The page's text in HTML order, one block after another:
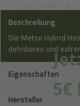
Beschreibung
Die Metso Hybrid
dehnbaren und
Eigenschaften
Hersteller
5€